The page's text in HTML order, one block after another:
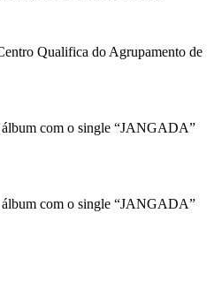
Qualifica do Agrupamento de
álbum com o single “JANGADA”
álbum com o single “JANGADA”